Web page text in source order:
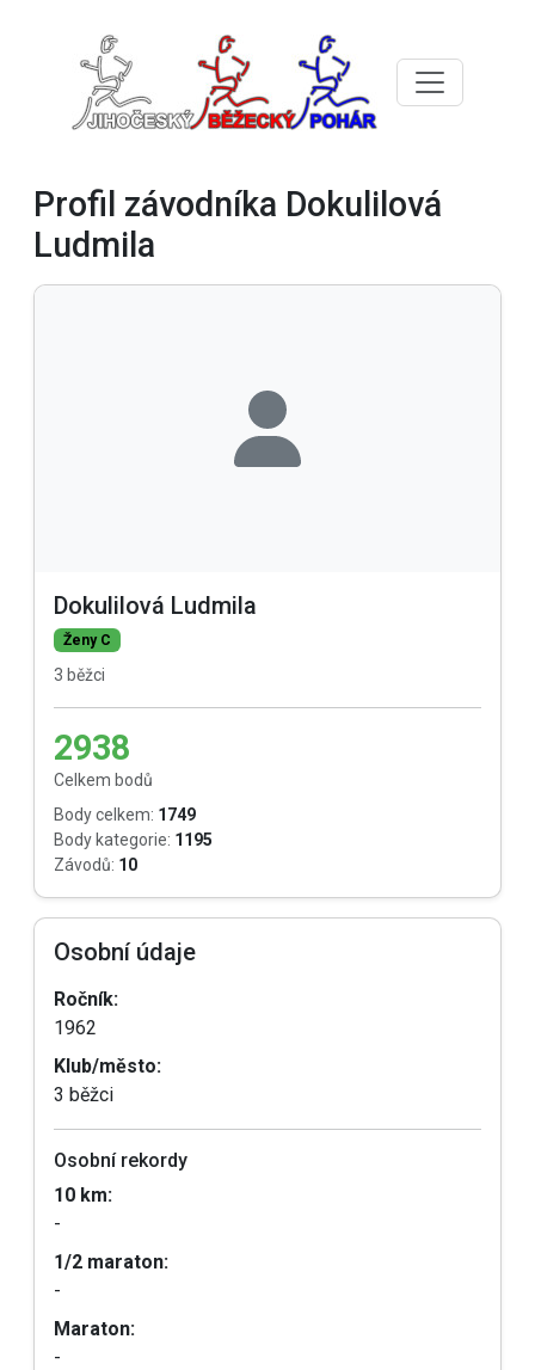
Profil závodníka Dokulilová
Ludmila
Dokulilová Ludmila
Ženy C
3 běžci
2938
Celkem bodů
Body celkem: 1749
Body kategorie: 1195
Závodů: 10
Osobní údaje
Ročník:
1962
Klub/město:
3 běžci
Osobní rekordy
10 km:
-
1/2 maraton:
-
Maraton:
-